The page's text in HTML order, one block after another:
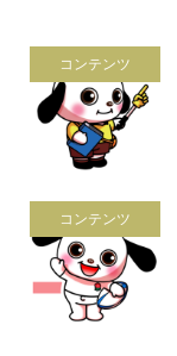
コンテンツ
コンテンツ